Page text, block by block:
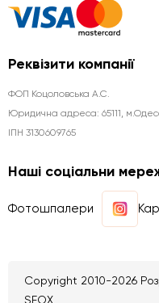
Реквізити компанії
ФОП Коцоловська А.С.
Юридична aдреса: 65111,
ІПН 3130609765
Наші соціальни
Фотошпалери
Copyright 2010-2026
SEOX